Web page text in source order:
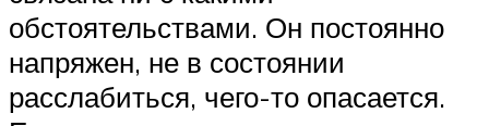
обстоятельствами. Он постоянно
напряжен, не в состоянии
расслабиться, чего-то опасается.